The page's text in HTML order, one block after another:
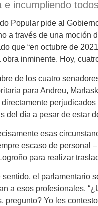
e incumpliendo
Popular pide al
a través de una moción
que “en octubre de
obra inminente. Hoy,
de los cuatro
para Andreu,
directamente
del día a pesar de estar
esas
escaso de personal
para realizar
sentido, el parlamentario
a esos profesionales.
pregunto? Yo les